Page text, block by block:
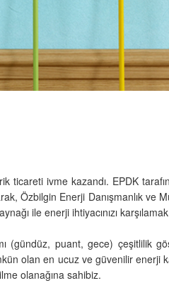
ivme kazandı. EPDK
Özbilgin Enerji Danışmanlık
ile enerji ihtiyacınızı
(gündüz, puant, gece) çeşitlilik
olan en ucuz ve güvenilir enerji
olanağına sahibiz.